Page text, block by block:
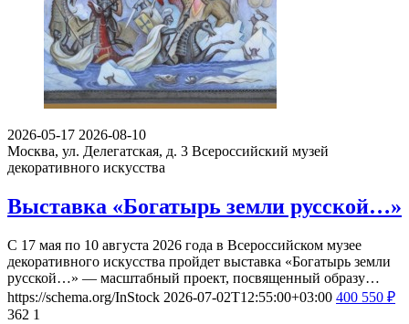
2026-05-17 2026-08-10
Москва, ул. Делегатская, д. 3 Всероссийский музей
декоративного искусства
Выставка «Богатырь земли русской…»
С 17 мая по 10 августа 2026 года в Всероссийском музее
декоративного искусства пройдет выставка «Богатырь земли
русской…» — масштабный проект, посвященный образу…
https://schema.org/InStock 2026-07-02T12:55:00+03:00 400 550 ₽
362 1